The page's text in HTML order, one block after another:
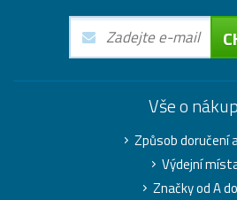
Vše o
Způsob doručení
Výdejní
Značky od A